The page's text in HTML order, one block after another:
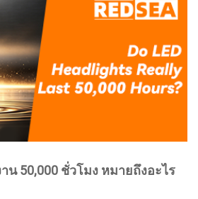
น 50,000 ชั่วโมง หมายถึงอะไร